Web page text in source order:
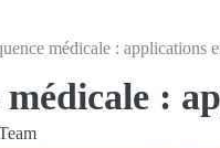
médicale : applications
: